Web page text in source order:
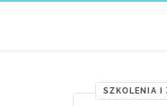
SZKOLENIA I